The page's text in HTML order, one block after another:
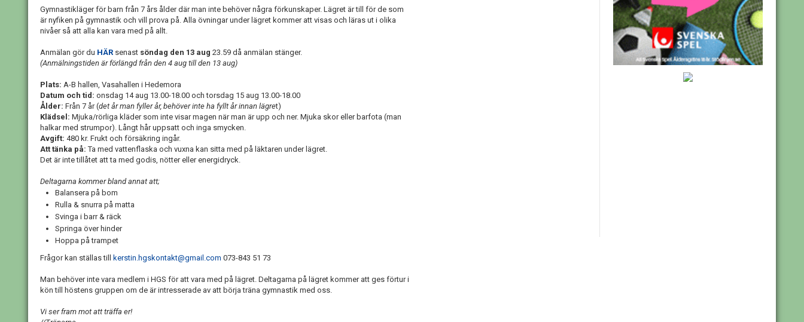
Gymnastikläger för barn från 7 års ålder där man inte behöver några förkunskaper. Lägret är till för de som
är nyfiken på gymnastik och vill prova på. Alla övningar under lägret kommer att visas och läras ut i olika
nivåer så att alla kan vara med på allt.
Anmälan gör du HÄR senast söndag den 13 aug 23.59 då anmälan stänger.
(Anmälningstiden är förlängd från den 4 aug till den 13 aug)
Plats: A-B hallen, Vasahallen i Hedemora
Datum och tid: onsdag 14 aug 13.00-18.00 och torsdag 15 aug 13.00-18.00
Ålder: Från 7 år (det år man fyller år, behöver inte ha fyllt år innan lägret)
Klädsel: Mjuka/rörliga kläder som inte visar magen när man är upp och ner. Mjuka skor eller barfota (man
halkar med strumpor). Långt hår uppsatt och inga smycken.
Avgift: 480 kr. Frukt och försäkring ingår.
Att tänka på:Ta med vattenflaska och vuxna kan sitta med på läktaren under lägret.
Det är inte tillåtet att ta med godis, nötter eller energidryck.
Deltagarna kommer bland annat att;
Balansera på bom
Rulla & snurra på matta
Svinga i barr & räck
Springa över hinder
Hoppa på trampet
Frågor kan ställas till
kerstin.hgskontakt@gmail.com 073-843 51 73
Man behöver inte vara medlem i HGS för att vara med på lägret. Deltagarna på lägret kommer att ges förtur i
kön till höstens gruppen om de är intresserade av att börja träna gymnastik med oss.
Vi ser fram mot att träffa er!